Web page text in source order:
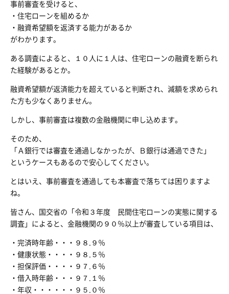
事前審査を受けると、
・住宅ローンを組めるか
・融資希望額を返済する能力があるか
がわかります。
ある調査によると、１０人に１人は、住宅ローンの融資を断られ
た経験があるとか。
融資希望額が返済能力を超えていると判断され、減額を求められ
た方も少なくありません。
しかし、事前審査は複数の金融機関に申し込めます。
そのため、
「Ａ銀行では審査を通過しなかったが、Ｂ銀行は通過できた」
というケースもあるので安心してください。
とはいえ、事前審査を通過しても本審査で落ちては困りますよ
ね。
皆さん、国交省の「令和３年度 民間住宅ローンの実態に関する
調査」によると、金融機関の９０％以上が審査している項目は、
・完済時年齢・・・９８.９％
・健康状態・・・・９８.５％
・担保評価・・・・９７.６％
・借入時年齢・・・９７.１％
・年収・・・・・・９５.０％